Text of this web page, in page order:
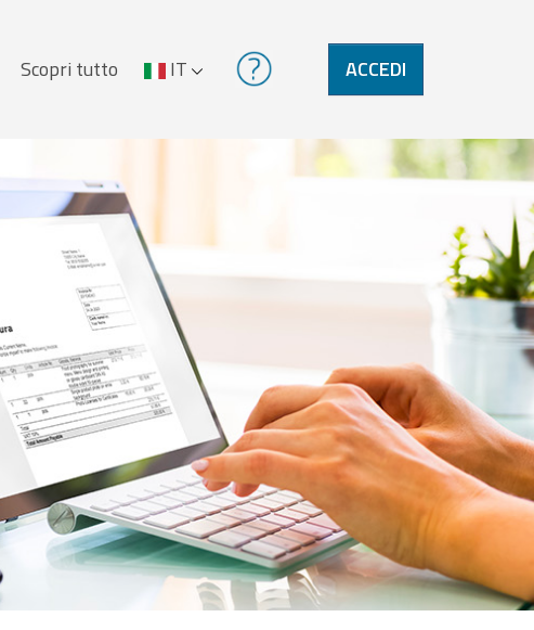
Scopri tutto IT ACCEDI